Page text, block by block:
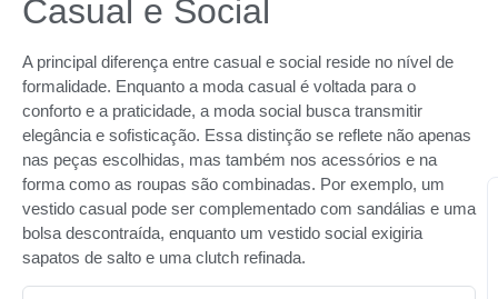
Casual e Social
A principal diferença entre casual e social reside no nível de
formalidade. Enquanto a moda casual é voltada para o
conforto e a praticidade, a moda social busca transmitir
elegância e sofisticação. Essa distinção se reflete não apenas
nas peças escolhidas, mas também nos acessórios e na
forma como as roupas são combinadas. Por exemplo, um
vestido casual pode ser complementado com sandálias e uma
bolsa descontraída, enquanto um vestido social exigiria
sapatos de salto e uma clutch refinada.